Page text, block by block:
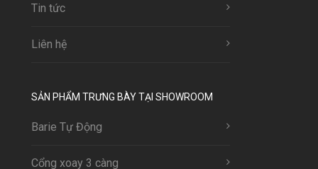
Tin tức
Liên hệ
SẢN PHẨM TRƯNG BÀY TẠI SHOWROOM
Barie Tự Động
Cổng xoay 3 càng